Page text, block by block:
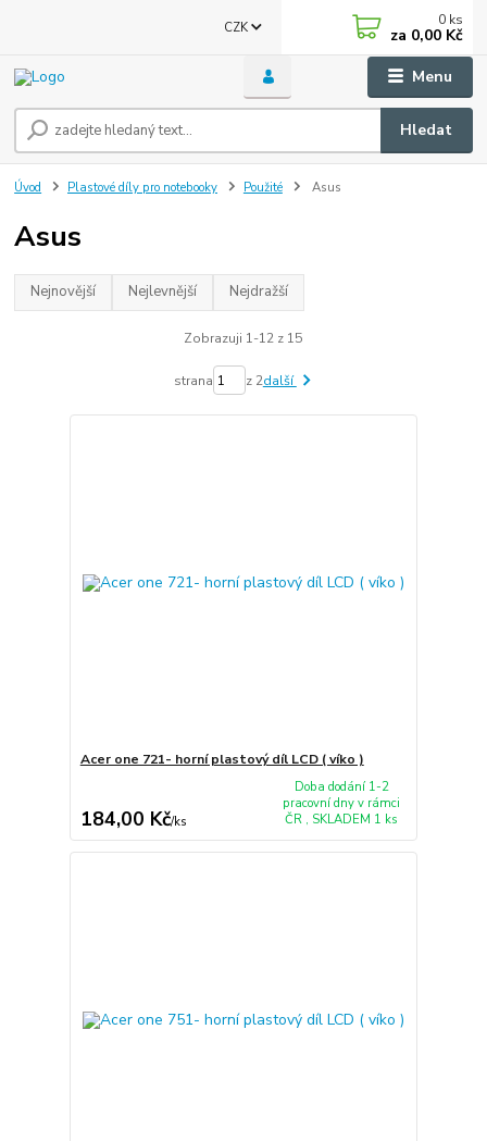
Menu
CZK
Hledat
0 ks
za 0,00 Kč
Úvod Plastové díly pro notebooky Použité Asus
Asus
Nejnovější Nejlevnější Nejdražší
Zobrazuji 1-12 z 15
strana z 2další
Acer one 721- horní plastový díl LCD ( víko )
184,00 Kč/ks
Doba dodání 1-2
pracovní dny v rámci
ČR , SKLADEM 1 ks